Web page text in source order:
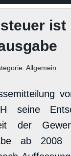
ist
Allgemein
seine
der
ab 2008